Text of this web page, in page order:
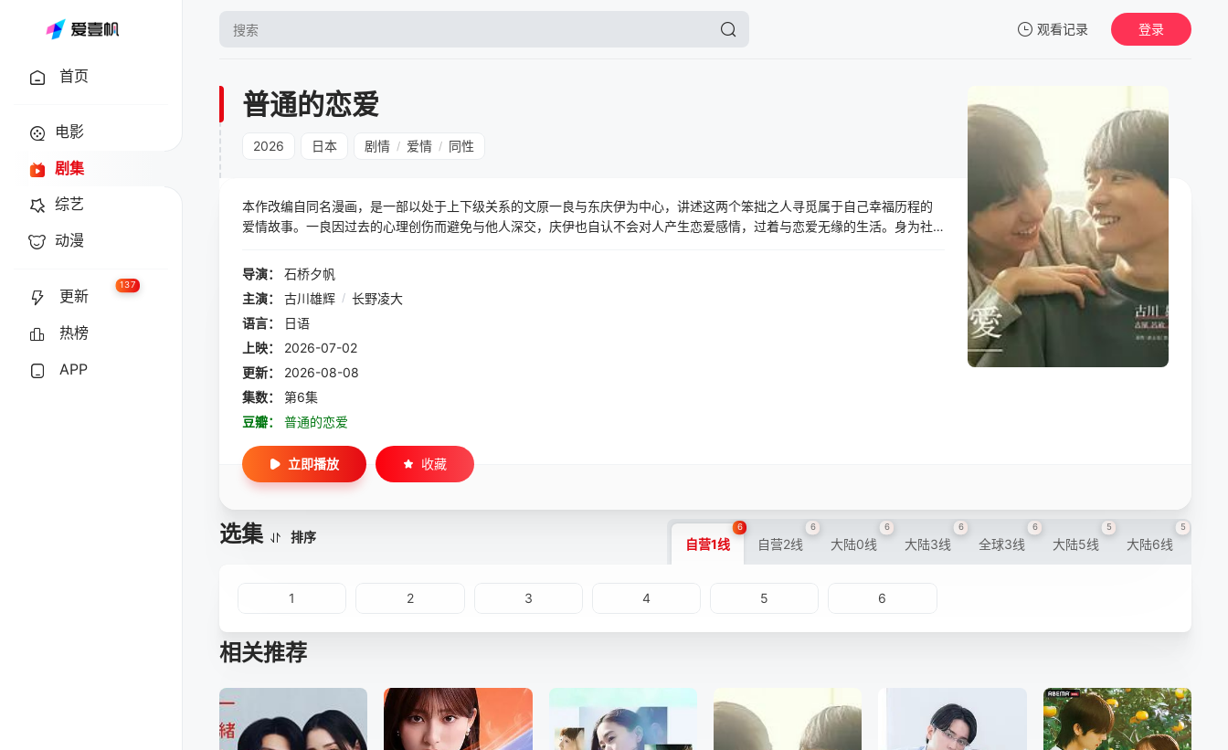
观看记录
暂无观看影片的记录
登录
首页
电影
剧集
综艺
动漫
更新
137
热榜
APP
普通的恋爱
2026 日本 剧情 / 爱情 / 同性
本作改编自同名漫画，是一部以处于上下级关系的文原一良与东庆伊为中心，讲述这两个笨拙之人寻觅属于自己幸福历程的
爱情故事。一良因过去的心理创伤而避免与他人深交，庆伊也自认不会对人产生恋爱感情，过着与恋爱无缘的生活。身为社
某日，借着酒劲的一良向他坦白了“自己是同性恋”这一事实。直正也描绘笨拙而温柔的恋爱模样。
导演：
石桥夕帆
主演：
古川雄辉 / 长野凌大
语言：
日语
上映：
2026-07-02
更新：
2026-08-08
集数：
第6集
豆瓣：
普通的恋爱
立即播放 收藏
选集 排序 自营1线
6
自营2线
6
大陆0线
6
大陆3线
6
全球3线
6
大陆5线
5
大陆6线
5
1 2 3 4 5 6
相关推荐